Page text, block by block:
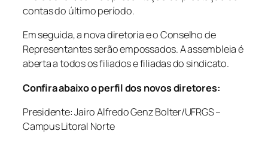
contas do último período.
Em seguida, a nova diretoria e o Conselho de
Representantes serão empossados. A assembleia é
aberta a todos os filiados e filiadas do sindicato.
Confira abaixo o perfil dos novos diretores:
Presidente: Jairo Alfredo Genz Bolter/UFRGS –
Campus Litoral Norte